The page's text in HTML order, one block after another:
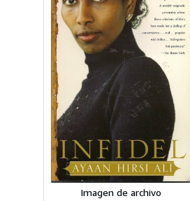
Imagen de archivo